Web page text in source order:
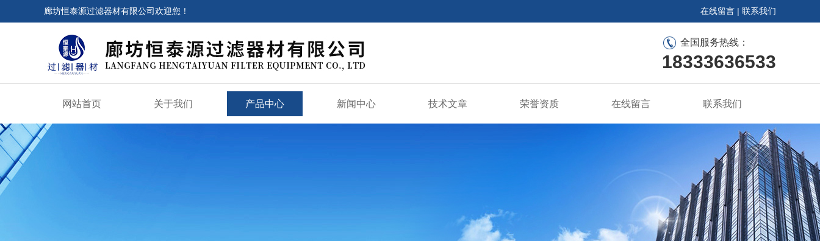
廊坊恒泰源过滤器材有限公司欢迎您！ 在线留言 | 联系我们
全国服务热线：
18333636533
网站首页 关于我们 产品中心 新闻中心 技术文章 荣誉资质 在线留言 联系我们